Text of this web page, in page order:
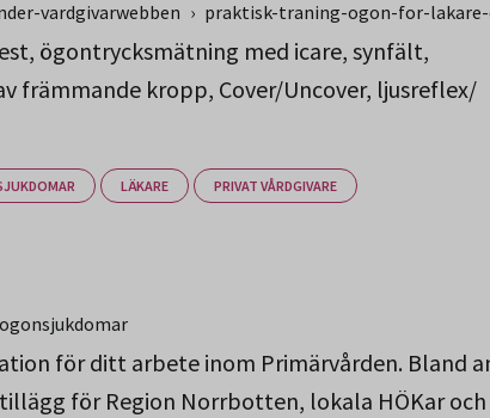
vardgivarwebben › praktisk-traning-ogon-for-
ögontrycksmätning med icare, synfält,
främmande kropp, Cover/Uncover, ljusreflex/
LÄKARE PRIVAT VÅRDGIVARE
ogonsjukdomar
för ditt arbete inom Primärvården. Bland
för Region Norrbotten, lokala HÖKar och